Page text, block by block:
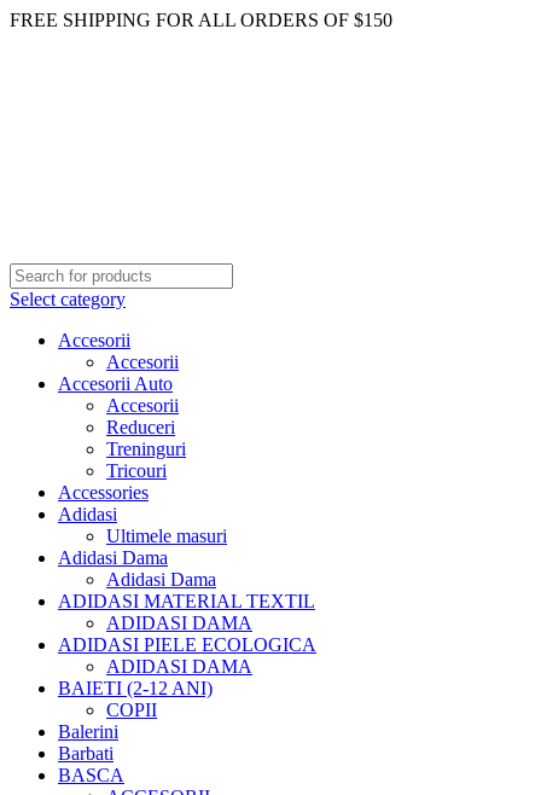
FREE SHIPPING FOR ALL ORDERS OF $150
Select category
Accesorii
Accesorii
Accesorii Auto
Accesorii
Reduceri
Treninguri
Tricouri
Accessories
Adidasi
Ultimele masuri
Adidasi Dama
Adidasi Dama
ADIDASI MATERIAL TEXTIL
ADIDASI DAMA
ADIDASI PIELE ECOLOGICA
ADIDASI DAMA
BAIETI (2-12 ANI)
COPII
Balerini
Barbati
BASCA